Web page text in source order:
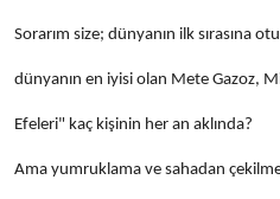
Sorarım size; dünyanın ilk sırasına
dünyanın en iyisi olan Mete Gazoz,
Efeleri" kaç kişinin her an aklında?
Ama yumruklama ve sahadan